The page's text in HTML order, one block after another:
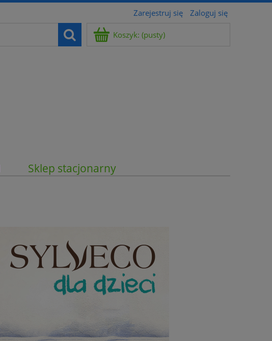
Zarejestruj się Zaloguj się
Koszyk: (pusty)
Sklep stacjonarny